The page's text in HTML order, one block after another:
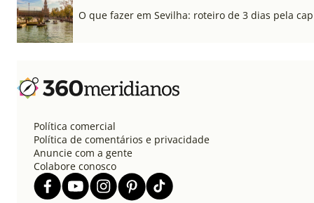
O que fazer em Sevilha: roteiro de 3 dias pela
Política comercial
Política de comentários e privacidade
Anuncie com a gente
Colabore conosco